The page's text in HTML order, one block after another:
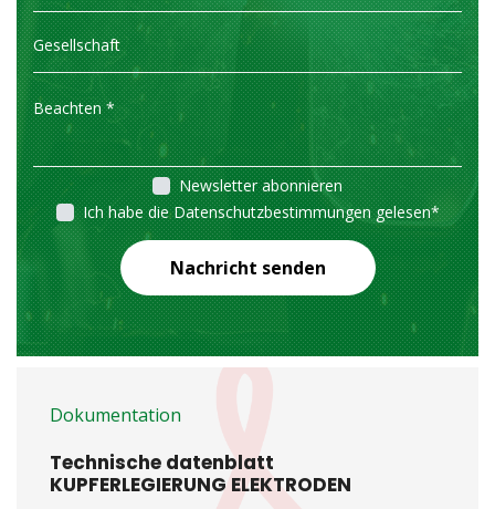
Newsletter abonnieren
Ich habe die Datenschutzbestimmungen gelesen*
Nachricht senden
Dokumentation
Technische datenblatt
KUPFERLEGIERUNG ELEKTRODEN